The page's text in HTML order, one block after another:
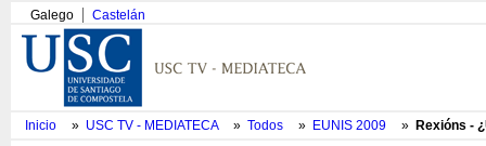
Galego Castelán
Inicio » USC TV - MEDIATECA » Todos » EUNIS 2009 » Rexións -